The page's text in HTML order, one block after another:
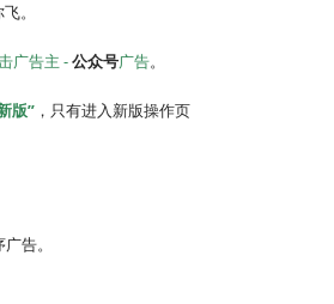
。
广告主 -公众号广告。
版” ，只有进入新版操作页
告。